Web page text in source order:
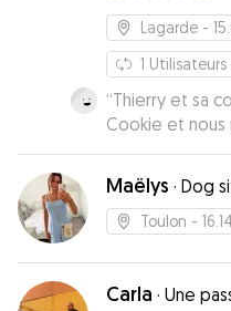
Lagarde -
1 Utilisateurs
“Thierry et sa
Cookie et nous
organisation,
environnement
Maëlys · Dog
Toulon -
Carla · Une